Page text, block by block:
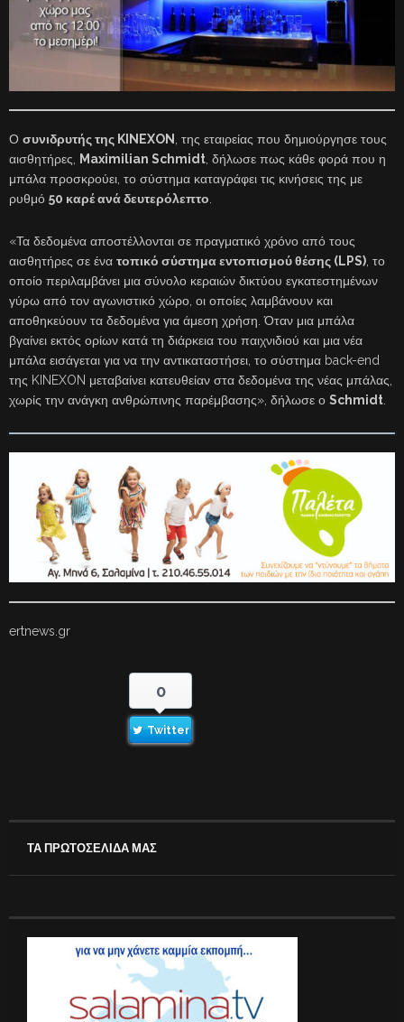
Ο συνιδρυτής της KINEXON , της εταιρείας που δημιούργησε τους
αισθητήρες, Maximilian Schmidt , δήλωσε πως κάθε φορά που η
μπάλα προσκρούει, το σύστημα καταγράφει τις κινήσεις της με
ρυθμό 50 καρέ ανά δευτερόλεπτο
«Τα δεδομένα αποστέλλονται σε πραγματικό χρόνο από τους
αισθητήρες σε ένα τοπικό σύστημα εντοπισμού θέσης (LPS) , το
οποίο περιλαμβάνει μια σύνολο κεραιών δικτύου εγκατεστημένων
γύρω από τον αγωνιστικό χώρο, οι οποίες λαμβάνουν και
αποθηκεύουν τα δεδομένα για άμεση χρήση. Όταν μια μπάλα
βγαίνει εκτός ορίων κατά τη διάρκεια του παιχνιδιού και μια νέα
μπάλα εισάγεται για να την αντικαταστήσει, το σύστημα back-end
της KINEXON μεταβαίνει κατευθείαν στα δεδομένα της νέας μπάλας,
χωρίς την ανάγκη ανθρώπινης παρέμβασης», δήλωσε ο Schmidt
ertnews.gr
0
Twitter
ΤΑ ΠΡΩΤΟΣΕΛΙΔΑ ΜΑΣ